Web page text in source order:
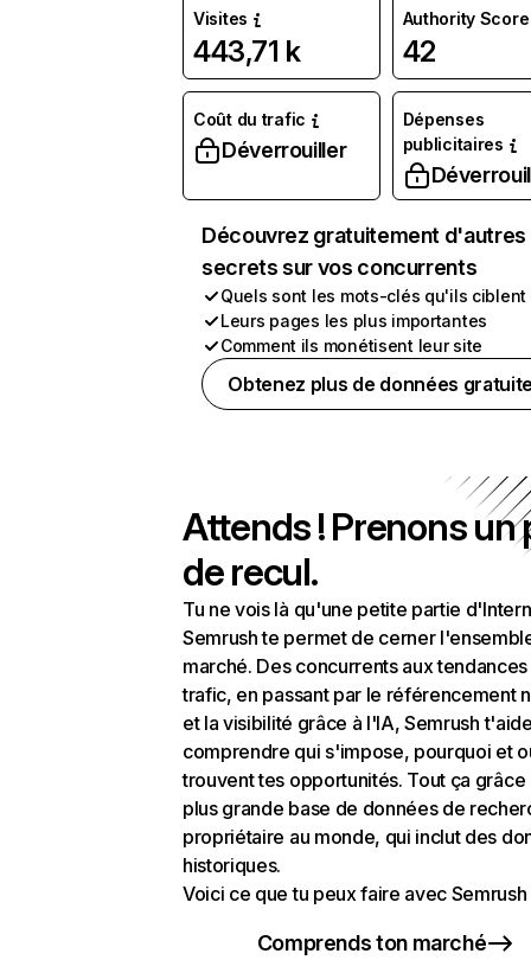
Visites
443,71 k
Authority Score
42
Coût du trafic
Déverrouiller
Dépenses
publicitaires
Découvrez gratuitement d'autres
secrets sur vos concurrents
Quels sont les mots-clés qu'ils ciblent
Leurs pages les plus importantes
Comment ils monétisent leur site
Obtenez plus de données
Attends ! Prenons un
de recul.
Tu ne vois là qu'une petite partie
Semrush te permet de cerner
marché. Des concurrents aux
trafic, en passant par le référencement
et la visibilité grâce à l'IA, Semrush
comprendre qui s'impose, pourquoi et
trouvent tes opportunités. Tout ça grâce
plus grande base de données de
propriétaire au monde, qui inclut des
historiques.
Voici ce que tu peux faire avec Semrush
Comprends ton marché